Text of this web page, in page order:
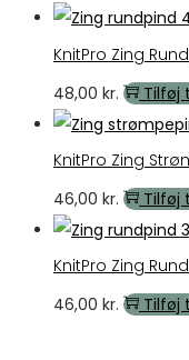
KnitPro Zing
48,00 kr. Tilføj
KnitPro Zing
46,00 kr. Tilføj
KnitPro Zing
46,00 kr. Tilføj